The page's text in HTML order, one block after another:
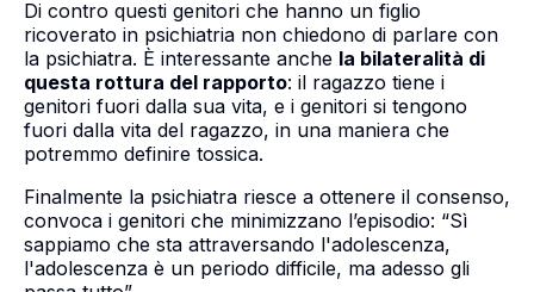
Di contro questi genitori che hanno un figlio
ricoverato in psichiatria non chiedono di parlare con
la psichiatra. È interessante anche la bilateralità di
questa rottura del rapporto: il ragazzo tiene i
genitori fuori dalla sua vita, e i genitori si tengono
fuori dalla vita del ragazzo, in una maniera che
potremmo definire tossica.
Finalmente la psichiatra riesce a ottenere il consenso,
convoca i genitori che minimizzano l’episodio: “Sì
sappiamo che sta attraversando l'adolescenza,
l'adolescenza è un periodo difficile, ma adesso gli